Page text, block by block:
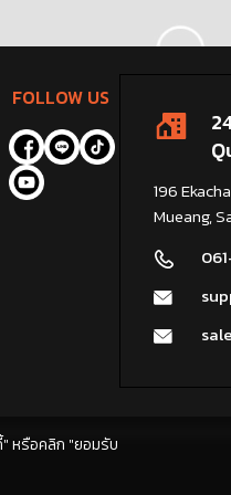
FOLLOW US
196
Mueang,
" หรือคลิก "ยอมรับ